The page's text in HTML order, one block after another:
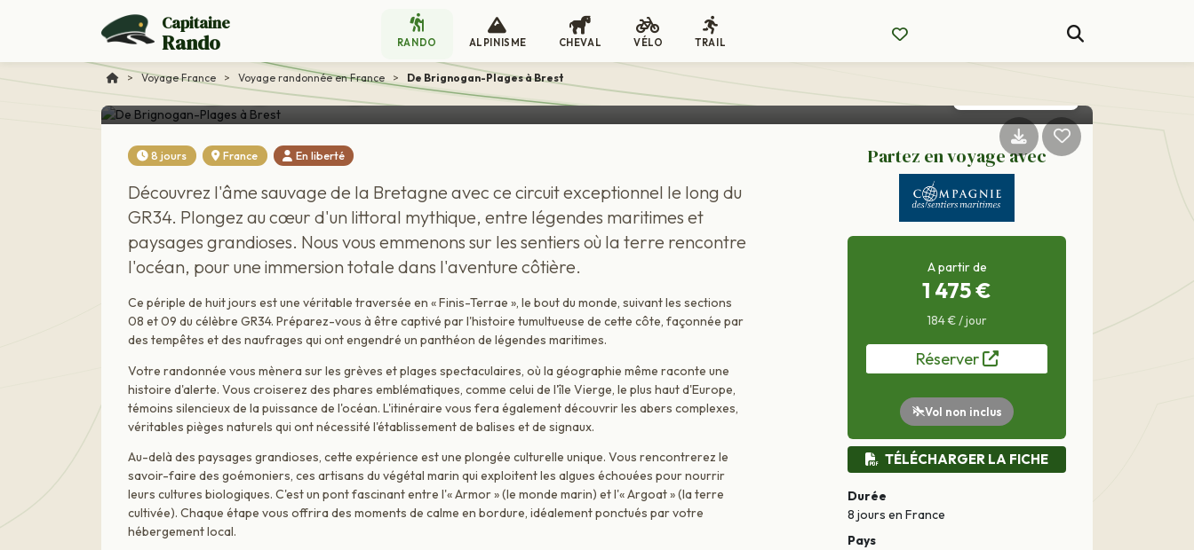
Capitaine
Rando RANDO ALPINISME CHEVAL VÉLO TRAIL
> Voyage France > Voyage randonnée en France > De Brignogan-Plages à Brest
Voyage France
De Brignogan-Plages à Brest CIRCUIT EN LIBERTÉ
8 jours France En liberté
Découvrez l'âme sauvage de la Bretagne avec ce circuit exceptionnel le long du
GR34. Plongez au cœur d'un littoral mythique, entre légendes maritimes et
paysages grandioses. Nous vous emmenons sur les sentiers où la terre rencontre
l'océan, pour une immersion totale dans l'aventure côtière.
Ce périple de huit jours est une véritable traversée en « Finis-Terrae », le bout du monde, suivant les sections
08 et 09 du célèbre GR34. Préparez-vous à être captivé par l'histoire tumultueuse de cette côte, façonnée par
des tempêtes et des naufrages qui ont engendré un panthéon de légendes maritimes.
Votre randonnée vous mènera sur les grèves et plages spectaculaires, où la géographie même raconte une
histoire d'alerte. Vous croiserez des phares emblématiques, comme celui de l'île Vierge, le plus haut d'Europe,
témoins silencieux de la puissance de l'océan. L'itinéraire vous fera également découvrir les abers complexes,
véritables pièges naturels qui ont nécessité l'établissement de balises et de signaux.
Au-delà des paysages grandioses, cette expérience est une plongée culturelle unique. Vous rencontrerez le
savoir-faire des goémoniers, ces artisans du végétal marin qui exploitent les algues échouées pour nourrir
leurs cultures biologiques. C'est un pont fascinant entre l'« Armor » (le monde marin) et l'« Argoat » (la terre
cultivée). Chaque étape vous offrira des moments de calme en bordure, idéalement ponctués par votre
hébergement local.
Partez en voyage avec
A partir de
1 475 €
184 € / jour
Réserver
Vol non inclus
TÉLÉCHARGER LA FICHE
Durée
8 jours en France
Pays